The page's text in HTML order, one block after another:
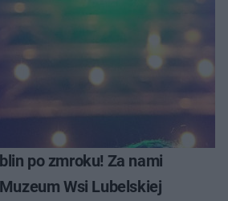
po zmroku! Za nami
Wsi Lubelskiej